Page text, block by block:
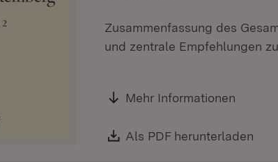
Zusammenfassung des
und zentrale Empfehlungen
Mehr Informationen
Download:
Als PDF herunterladen